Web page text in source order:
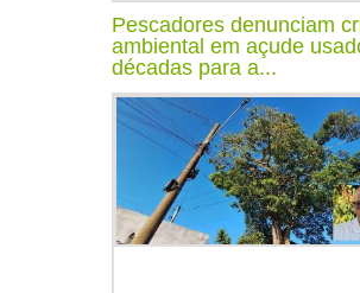
Pescadores denunciam
ambiental em açude
décadas para a...